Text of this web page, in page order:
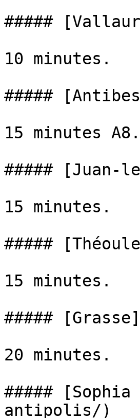
#####
10 minutes.
#####
15 minutes A8.
#####
15 minutes.
#####
15 minutes.
#####
20 minutes.
#####
antipolis/)